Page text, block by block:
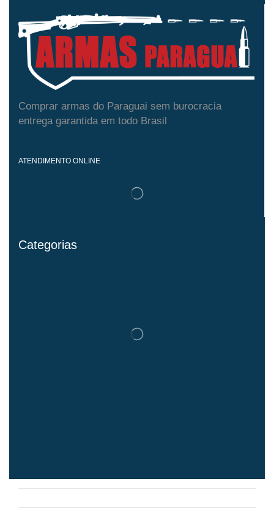
Comprar armas do Paraguai sem burocracia
entrega garantida em todo Brasil
ATENDIMENTO ONLINE
Categorias